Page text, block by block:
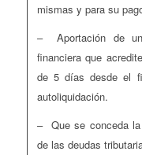
mismas y para su
– Aportación de
financiera que
de 5 días desde el
autoliquidación.
– Que se conceda
de las deudas